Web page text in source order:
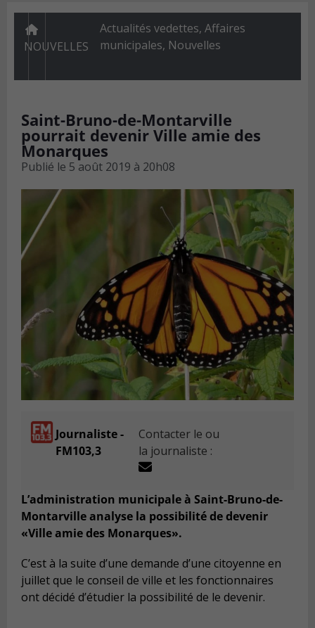
NOUVELLES
Actualités vedettes, Affaires
municipales, Nouvelles
Saint-Bruno-de-Montarville
pourrait devenir Ville amie des
Monarques
Publié le 5 août 2019 à 20h08
Journaliste -
FM103,3
Contacter le ou
la journaliste :
L’administration municipale à Saint-Bruno-de-
Montarville analyse la possibilité de devenir
«Ville amie des Monarques».
C’est à la suite d’une demande d’une citoyenne en
juillet que le conseil de ville et les fonctionnaires
ont décidé d’étudier la possibilité de le devenir.